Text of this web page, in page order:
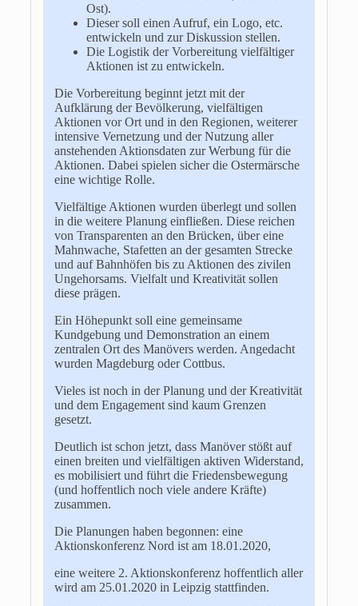
Ost).
Dieser soll einen Aufruf, ein Logo, etc.
entwickeln und zur Diskussion stellen.
Die Logistik der Vorbereitung vielfältiger
Aktionen ist zu entwickeln.
Die Vorbereitung beginnt jetzt mit der
Aufklärung der Bevölkerung, vielfältigen
Aktionen vor Ort und in den Regionen, weiterer
intensive Vernetzung und der Nutzung aller
anstehenden Aktionsdaten zur Werbung für die
Aktionen. Dabei spielen sicher die Ostermärsche
eine wichtige Rolle.
Vielfältige Aktionen wurden überlegt und sollen
in die weitere Planung einfließen. Diese reichen
von Transparenten an den Brücken, über eine
Mahnwache, Stafetten an der gesamten Strecke
und auf Bahnhöfen bis zu Aktionen des zivilen
Ungehorsams. Vielfalt und Kreativität sollen
diese prägen.
Ein Höhepunkt soll eine gemeinsame
Kundgebung und Demonstration an einem
zentralen Ort des Manövers werden. Angedacht
wurden Magdeburg oder Cottbus.
Vieles ist noch in der Planung und der Kreativität
und dem Engagement sind kaum Grenzen
gesetzt.
Deutlich ist schon jetzt, dass Manöver stößt auf
einen breiten und vielfältigen aktiven Widerstand,
es mobilisiert und führt die Friedensbewegung
(und hoffentlich noch viele andere Kräfte)
zusammen.
Die Planungen haben begonnen: eine
Aktionskonferenz Nord ist am 18.01.2020,
eine weitere 2. Aktionskonferenz hoffentlich aller
wird am 25.01.2020 in Leipzig stattfinden.